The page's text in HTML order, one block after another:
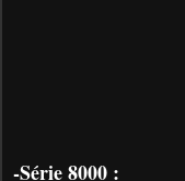
-Série 8000 :